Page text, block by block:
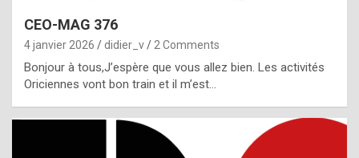
p
e
c
i
l
CEO-MAG 376
4 janvier 2026 didier_v 2 Comments
Bonjour à tous,J’espère que vous allez bien. Les activités
Oriciennes vont bon train et il m’est…